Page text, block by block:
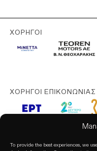
To provide the best experiences, we
ΧΟΡΗΓΟΊ
ΧΟΡΗΓΟΊ ΕΠΙΚΟΝΩΝΊΑΣ